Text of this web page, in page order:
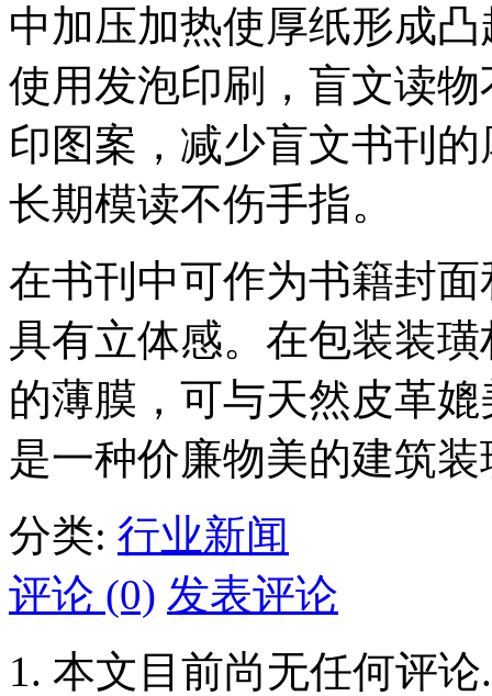
中加压加热使厚纸形成
使用发泡印刷，盲文读
印图案，减少盲文书刊
长期模读不伤手指。
在书刊中可作为书籍封
具有立体感。在包装装
的薄膜，可与天然皮革
是一种价廉物美的建筑
分类: 行业新闻
评论 (0) 发表评论
本文目前尚无任何评论.